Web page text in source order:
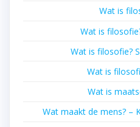
Wat is
Wat is
Wat is filosofie?
Wat is
Wat is
Wat maakt de mens? –